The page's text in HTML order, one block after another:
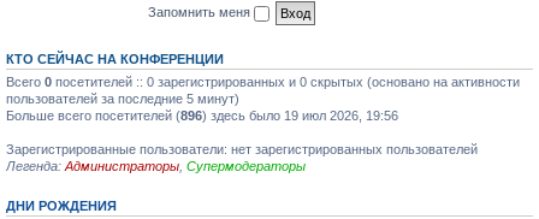
Запомнить меня
КТО СЕЙЧАС НА КОНФЕРЕНЦИИ
Всего 0 посетителей :: 0 зарегистрированных и 0 скрытых (основано на активности
пользователей за последние 5 минут)
Больше всего посетителей (896) здесь было 19 июл 2026, 19:56
Зарегистрированные пользователи: нет зарегистрированных пользователей
Легенда: Администраторы Супермодераторы
ДНИ РОЖДЕНИЯ